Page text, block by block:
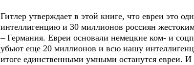
Гитлер утверждает в этой книге, что евреи это
интеллигенцию и 30 миллионов россиян
– Германия. Евреи основали немецкие ком- и
убьют еще 20 миллионов и всю нашу
итоге единственными умными останутся евреи.